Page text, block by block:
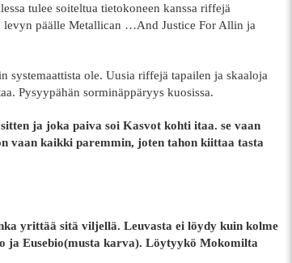
tulee soiteltua tietokoneen kanssa riffejä
levyn päälle Metallican …And Justice For Allin ja
systemaattista ole. Uusia riffejä tapailen ja skaaloja
Pysyypähän sorminäppäryys kuosissa.
ja joka paiva soi Kasvot kohti itaa. se vaan
vaan kaikki paremmin, joten tahon kiittaa tasta
yrittää sitä viljellä. Leuvasta ei löydy kuin kolme
ja Eusebio(musta karva). Löytyykö Mokomilta